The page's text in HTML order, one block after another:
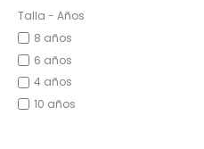
Talla - Años
8 años
6 años
4 años
10 años